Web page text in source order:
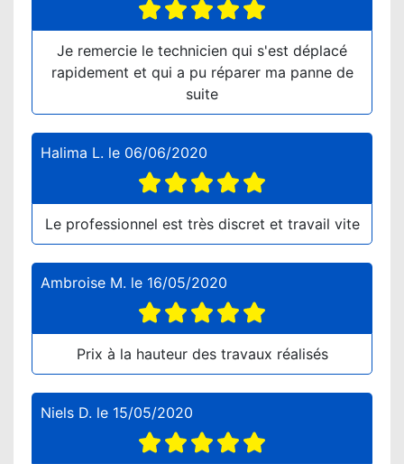
Je remercie le technicien qui s'est déplacé
rapidement et qui a pu réparer ma panne de
suite
Halima L. le 06/06/2020
Le professionnel est très discret et travail vite
Ambroise M. le 16/05/2020
Prix à la hauteur des travaux réalisés
Niels D. le 15/05/2020